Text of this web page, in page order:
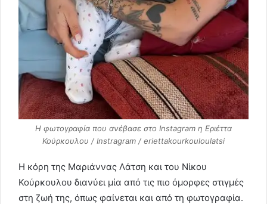
H φωτογραφία που ανέβασε στο Instagram η Εριέττα
Κούρκουλου / Instragram / eriettakourkouloulatsi
Η κόρη της Μαριάννας Λάτση και του Νίκου
Κούρκουλου διανύει μία από τις πιο όμορφες στιγμές
στη ζωή της, όπως φαίνεται και από τη φωτογραφία.